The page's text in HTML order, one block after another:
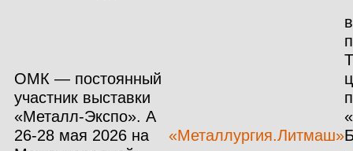
ОМК — постоянный
участник выставки
«Металл-Экспо». А
26-28 мая 2026 на
«Металлургия.Литмаш»